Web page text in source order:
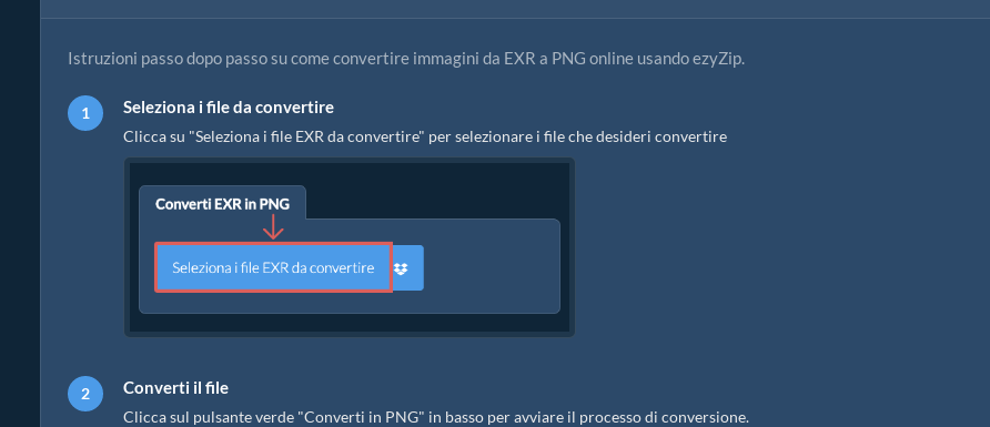
Istruzioni passo dopo passo su come convertire immagini da EXR a PNG online usando ezyZip.
Seleziona i file da convertire
Clicca su "Seleziona i file EXR da convertire" per selezionare i file che desideri convertire
Converti il file
Clicca sul pulsante verde "Converti in PNG" in basso per avviare il processo di conversione.